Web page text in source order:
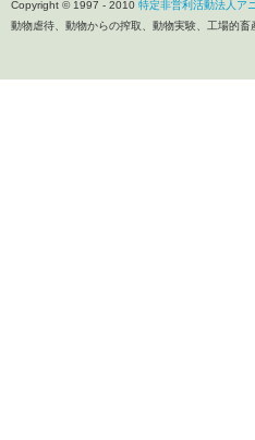
Copyright © 1997 - 2010 特定非営利活動法人ア
動物虐待、動物からの搾取、動物実験、工場的